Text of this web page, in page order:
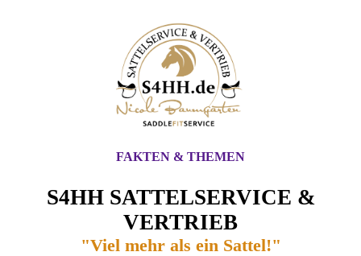
S4HH SATTELSERVICE &
VERTRIEB
"Viel mehr als ein Sattel!"
FAKTEN & THEMEN